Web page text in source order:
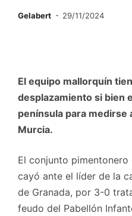
Gelabert 29/11/2024
El equipo mallorquín
desplazamiento si bien
península para medirse
Murcia.
El conjunto
cayó ante el líder de la
de Granada, por 3-0
feudo del Pabellón